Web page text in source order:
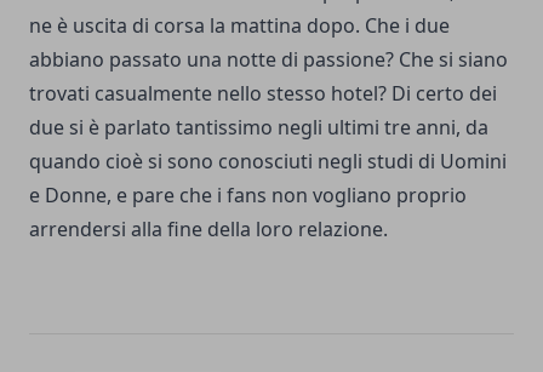
ne è uscita di corsa la mattina dopo. Che i due
abbiano passato una notte di passione? Che si siano
trovati casualmente nello stesso hotel? Di certo dei
due si è parlato tantissimo negli ultimi tre anni, da
quando cioè si sono conosciuti negli studi di Uomini
e Donne, e pare che i fans non vogliano proprio
arrendersi alla fine della loro relazione.